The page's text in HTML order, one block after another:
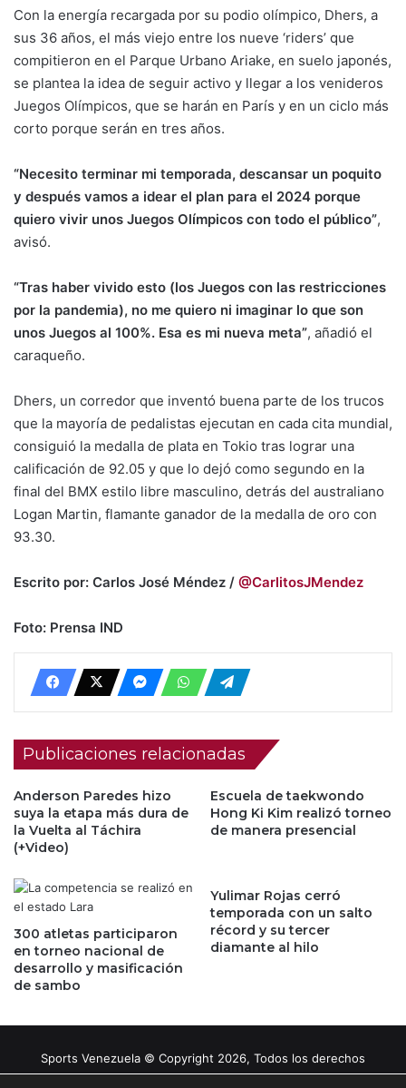
Con la energía recargada por su podio olímpico, Dhers, a
sus 36 años, el más viejo entre los nueve ‘riders’ que
compitieron en el Parque Urbano Ariake, en suelo japonés,
se plantea la idea de seguir activo y llegar a los venideros
Juegos Olímpicos, que se harán en París y en un ciclo más
corto porque serán en tres años.
“Necesito terminar mi temporada, descansar un poquito
y después vamos a idear el plan para el 2024 porque
quiero vivir unos Juegos Olímpicos con todo el público”,
avisó.
“Tras haber vivido esto (los Juegos con las restricciones
por la pandemia), no me quiero ni imaginar lo que son
unos Juegos al 100%. Esa es mi nueva meta”, añadió el
caraqueño.
Dhers, un corredor que inventó buena parte de los trucos
que la mayoría de pedalistas ejecutan en cada cita mundial,
consiguió la medalla de plata en Tokio tras lograr una
calificación de 92.05 y que lo dejó como segundo en la
final del BMX estilo libre masculino, detrás del australiano
Logan Martin, flamante ganador de la medalla de oro con
93.30.
Escrito por: Carlos José Méndez / @CarlitosJMendez
Foto: Prensa IND
Publicaciones relacionadas
Anderson Paredes hizo
suya la etapa más dura de
la Vuelta al Táchira
(+Video)
Escuela de taekwondo
Hong Ki Kim realizó torneo
de manera presencial
300 atletas participaron
en torneo nacional de
desarrollo y masificación
de sambo
Yulimar Rojas cerró
temporada con un salto
récord y su tercer
diamante al hilo
Sports Venezuela © Copyright 2026, Todos los derechos